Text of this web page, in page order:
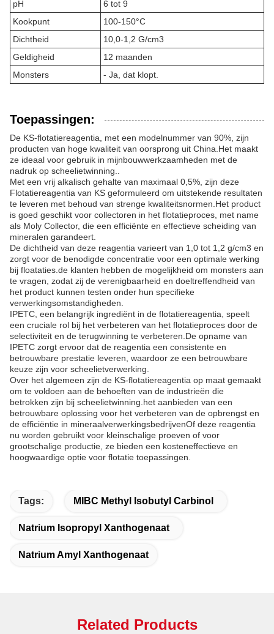
pH
6 tot 9
Kookpunt
100-150°C
Dichtheid
10,0-1,2 G/cm3
Geldigheid
12 maanden
Monsters
- Ja, dat klopt.
Toepassingen:
De KS-flotatiereagentia, met een modelnummer van 90%, zijn
producten van hoge kwaliteit van oorsprong uit China.Het maakt
ze ideaal voor gebruik in mijnbouwwerkzaamheden met de
nadruk op scheelietwinning..
Met een vrij alkalisch gehalte van maximaal 0,5%, zijn deze
Flotatiereagentia van KS geformuleerd om uitstekende resultaten
te leveren met behoud van strenge kwaliteitsnormen.Het product
is goed geschikt voor collectoren in het flotatieproces, met name
als Moly Collector, die een efficiënte en effectieve scheiding van
mineralen garandeert.
De dichtheid van deze reagentia varieert van 1,0 tot 1,2 g/cm3 en
zorgt voor de benodigde concentratie voor een optimale werking
bij floataties.de klanten hebben de mogelijkheid om monsters aan
te vragen, zodat zij de verenigbaarheid en doeltreffendheid van
het product kunnen testen onder hun specifieke
verwerkingsomstandigheden.
IPETC, een belangrijk ingrediënt in de flotatiereagentia, speelt
een cruciale rol bij het verbeteren van het flotatieproces door de
selectiviteit en de terugwinning te verbeteren.De opname van
IPETC zorgt ervoor dat de reagentia een consistente en
betrouwbare prestatie leveren, waardoor ze een betrouwbare
keuze zijn voor scheelietverwerking.
Over het algemeen zijn de KS-flotatiereagentia op maat gemaakt
om te voldoen aan de behoeften van de industrieën die
betrokken zijn bij scheelietwinning.het aanbieden van een
betrouwbare oplossing voor het verbeteren van de opbrengst en
de efficiëntie in mineraalverwerkingsbedrijvenOf deze reagentia
nu worden gebruikt voor kleinschalige proeven of voor
grootschalige productie, ze bieden een kosteneffectieve en
hoogwaardige optie voor flotatie toepassingen.
Tags: MIBC Methyl Isobutyl Carbinol
Natrium Isopropyl Xanthogenaat
Natrium Amyl Xanthogenaat
Related Products